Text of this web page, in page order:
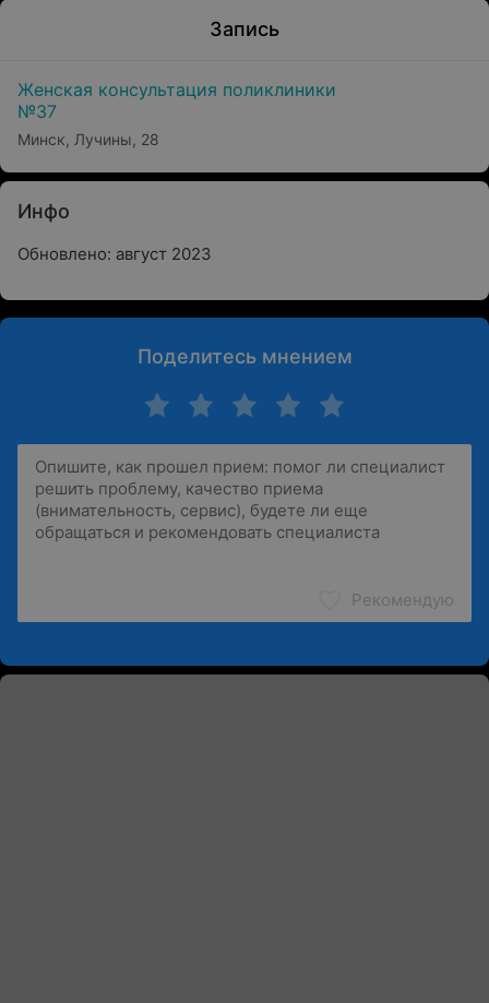
Запись
Женская консультация поликлиники
№37
Минск, Лучины, 28
Инфо
Обновлено: август 2023
Поделитесь мнением
Рекомендую